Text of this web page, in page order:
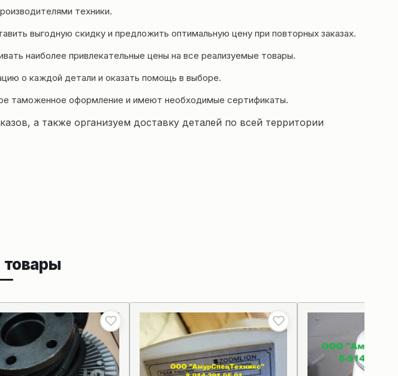
техники.
выгодную скидку и предложить оптимальную цену при повторных заказах.
наиболее привлекательные цены на все реализуемые товары.
о каждой детали и оказать помощь в выборе.
таможенное оформление и имеют необходимые сертификаты.
а также организуем доставку деталей по всей территории